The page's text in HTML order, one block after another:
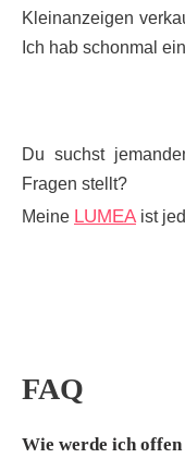
Kleinanzeigen
Ich hab schonmal
Du suchst
Fragen stellt?
Meine LUMEA ist
FAQ
Wie werde ich offen